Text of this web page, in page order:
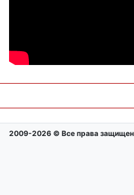
2009-2026 © Все права